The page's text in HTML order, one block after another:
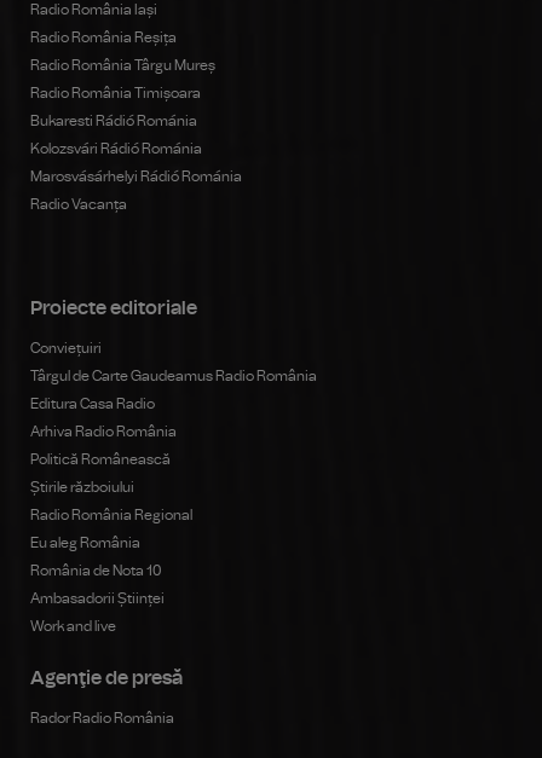
Radio România Iași
Radio România Reșița
Radio România Târgu Mureș
Radio România Timișoara
Bukaresti Rádió Románia
Kolozsvári Rádió Románia
Marosvásárhelyi Rádió Románia
Radio Vacanța
Proiecte editoriale
Conviețuiri
Târgul de Carte Gaudeamus Radio România
Editura Casa Radio
Arhiva Radio România
Politică Românească
Știrile războiului
Radio România Regional
Eu aleg România
România de Nota 10
Ambasadorii Științei
Work and live
Agenţie de presă
Rador Radio România